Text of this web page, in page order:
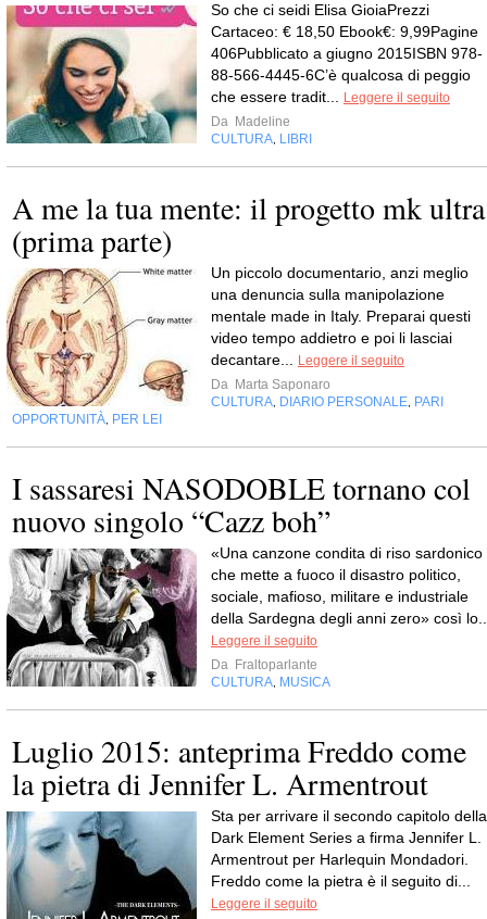
So che ci seidi Elisa GioiaPrezzi
Cartaceo: € 18,50 Ebook€: 9,99Pagine
406Pubblicato a giugno 2015ISBN 978-
88-566-4445-6C’è qualcosa di peggio
che essere tradit...
Leggere il seguito
Da Madeline
CULTURA LIBRI
A me la tua mente: il progetto mk ultra
(prima parte)
Un piccolo documentario, anzi meglio
una denuncia sulla manipolazione
mentale made in Italy. Preparai questi
video tempo addietro e poi li lasciai
decantare...
Leggere il seguito
Da Marta Saponaro
CULTURA DIARIO PERSONALE PARI
OPPORTUNITÀ PER LEI
I sassaresi NASODOBLE tornano col
nuovo singolo “Cazz boh”
«Una canzone condita di riso sardonico
che mette a fuoco il disastro politico,
sociale, mafioso, militare e industriale
della Sardegna degli anni zero» così
Leggere il seguito
Da Fraltoparlante
CULTURA MUSICA
Luglio 2015: anteprima Freddo come
la pietra di Jennifer L. Armentrout
Sta per arrivare il secondo capitolo della
Dark Element Series a firma Jennifer L.
Armentrout per Harlequin Mondadori.
Freddo come la pietra è il seguito di...
Leggere il seguito